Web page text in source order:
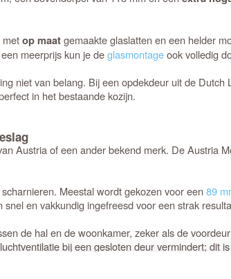
metop maatgemaakte glaslatten en een helder
meerprijs kun je deglasmontageook volledig
niet van belang. Bij een opdekdeur uit de
in het bestaande kozijn.
Austria of een ander bekend merk. De Austria
Meestal wordt gekozen voor een89
en vakkundig ingefreesd voor een strak
de hal en de woonkamer, zeker als de
bij een gesloten deur vermindert; dit